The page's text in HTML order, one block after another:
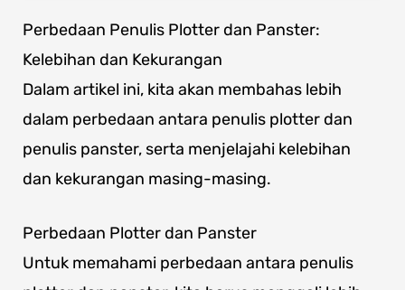
Perbedaan Penulis Plotter dan Panster:
Kelebihan dan Kekurangan
Dalam artikel ini, kita akan membahas lebih
dalam perbedaan antara penulis plotter dan
penulis panster, serta menjelajahi kelebihan
dan kekurangan masing-masing.
Perbedaan Plotter dan Panster
Untuk memahami perbedaan antara penulis